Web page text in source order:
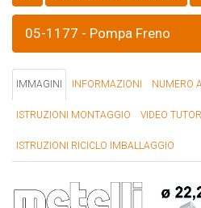
05-1177 - Pompa Freno
IMMAGINI INFORMAZIONI NUMERO
ISTRUZIONI MONTAGGIO VIDEO
ISTRUZIONI RICICLO IMBALLAGGIO